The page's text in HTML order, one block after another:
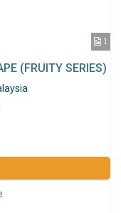
1
(FRUITY SERIES)